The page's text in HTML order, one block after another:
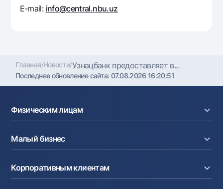
E-mail: info@central.nbu.uz
Главная/Новости/Узнацбанк предоставляет в...
Последнее обновление сайта:07.08.2026 16:20:51
Физическим лицам
Вклады
Карты
Курсы валют
Денежные переводы
Малый бизнес
Кредиты
Эквайринг
Корпоративным клиентам